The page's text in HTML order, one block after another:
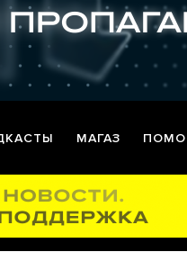
МАГАЗ